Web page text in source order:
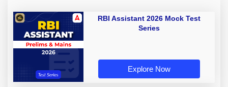
RBI Assistant 2026 Mock Test
Series
Explore Now